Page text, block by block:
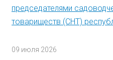
председателями
товариществ (СНТ)
09 июля 2026